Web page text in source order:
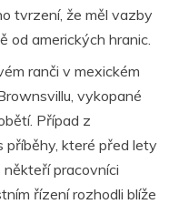
tvrzení, že měl vazby
od amerických hranic.
ranči v mexickém
vykopané
Případ z
příběhy, které před lety
pracovníci
řízení rozhodli blíže